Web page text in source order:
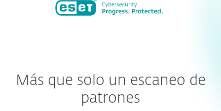
Más que solo un escaneo de
patrones